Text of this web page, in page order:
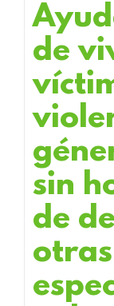
de
sin
de